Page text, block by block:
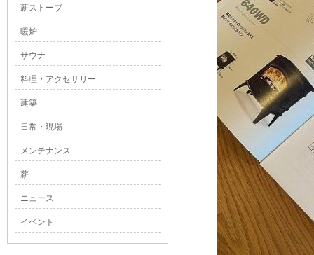
薪ストーブ
暖炉
サウナ
料理・アクセサリー
建築
日常・現場
メンテナンス
薪
ニュース
イベント